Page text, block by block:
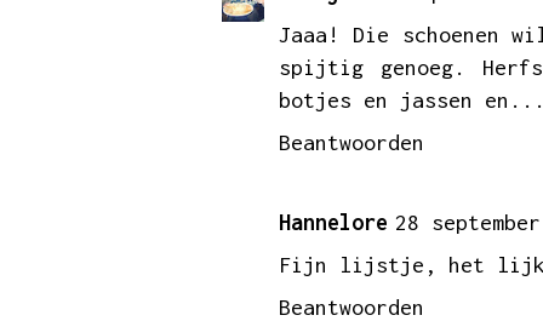
Jaaa! Die schoenen
spijtig genoeg.
botjes en jassen
Beantwoorden
Hannelore 28
Fijn lijstje, het lijkt
Beantwoorden